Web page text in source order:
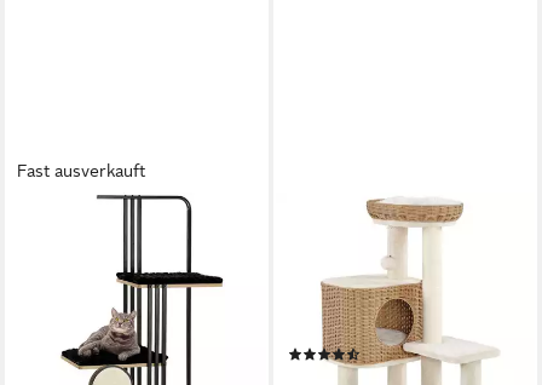
Fast ausverkauft
mit 2 Plattformen, Stahl,
85 x 128 cm
84,99 € UVP199,90 €
YAHEETECH
Kratzbaum 91 cm (H),
Katzenbaum mit Liegeplatz &
Katzenhaus & Plüschball,
Rattan-Optik
(12)